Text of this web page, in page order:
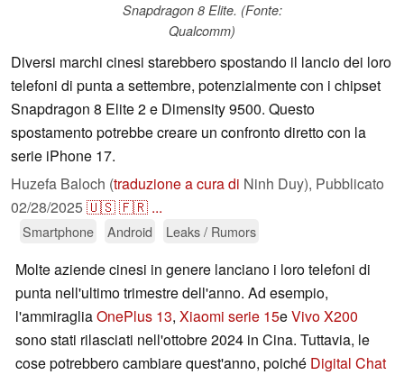
Snapdragon 8 Elite. (Fonte:
Qualcomm)
Diversi marchi cinesi starebbero spostando il lancio dei loro
telefoni di punta a settembre, potenzialmente con i chipset
Snapdragon 8 Elite 2 e Dimensity 9500. Questo
spostamento potrebbe creare un confronto diretto con la
serie iPhone 17.
Huzefa Baloch (traduzione a cura di Ninh Duy), Pubblicato
02/28/2025🇺🇸🇫🇷 ...
Smartphone Android Leaks / Rumors
Molte aziende cinesi in genere lanciano i loro telefoni di
punta nell'ultimo trimestre dell'anno. Ad esempio,
l'ammiragliaOnePlus 13, Xiaomi serie 15eVivo X200
sono stati rilasciati nell'ottobre 2024 in Cina. Tuttavia, le
cose potrebbero cambiare quest'anno, poiché Digital Chat